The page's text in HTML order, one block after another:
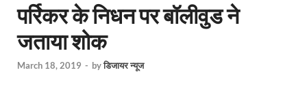
पर्रिकर के निधन पर बॉलीवुड ने
जताया शोक
March 18, 2019 - byडिजायर न्यूज